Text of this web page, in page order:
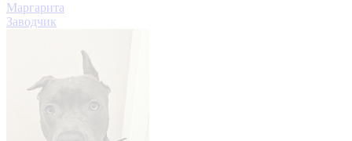
Маргарита
Заводчик